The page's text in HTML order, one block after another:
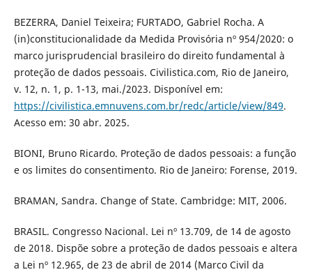
BEZERRA, Daniel Teixeira; FURTADO, Gabriel Rocha. A
(in)constitucionalidade da Medida Provisória nº 954/2020: o
marco jurisprudencial brasileiro do direito fundamental à
proteção de dados pessoais. Civilistica.com, Rio de Janeiro,
v. 12, n. 1, p. 1-13, mai./2023. Disponível em:
https://civilistica.emnuvens.com.br/redc/article/view/849.
Acesso em: 30 abr. 2025.
BIONI, Bruno Ricardo. Proteção de dados pessoais: a função
e os limites do consentimento. Rio de Janeiro: Forense, 2019.
BRAMAN, Sandra. Change of State. Cambridge: MIT, 2006.
BRASIL. Congresso Nacional. Lei nº 13.709, de 14 de agosto
de 2018. Dispõe sobre a proteção de dados pessoais e altera
a Lei nº 12.965, de 23 de abril de 2014 (Marco Civil da